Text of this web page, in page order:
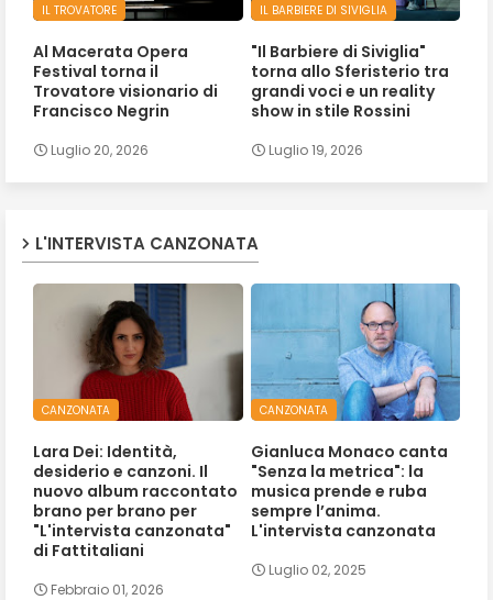
IL TROVATORE
Al Macerata Opera
Festival torna il
Trovatore visionario di
Francisco Negrin
Luglio 20, 2026
IL BARBIERE DI SIVIGLIA
"Il Barbiere di Siviglia"
torna allo Sferisterio tra
grandi voci e un reality
show in stile Rossini
Luglio 19, 2026
L'INTERVISTA CANZONATA
CANZONATA
Lara Dei: Identità,
desiderio e canzoni. Il
nuovo album raccontato
brano per brano per
"L'intervista canzonata"
di Fattitaliani
Febbraio 01, 2026
CANZONATA
Gianluca Monaco canta
"Senza la metrica": la
musica prende e ruba
sempre l’anima.
L'intervista canzonata
Luglio 02, 2025